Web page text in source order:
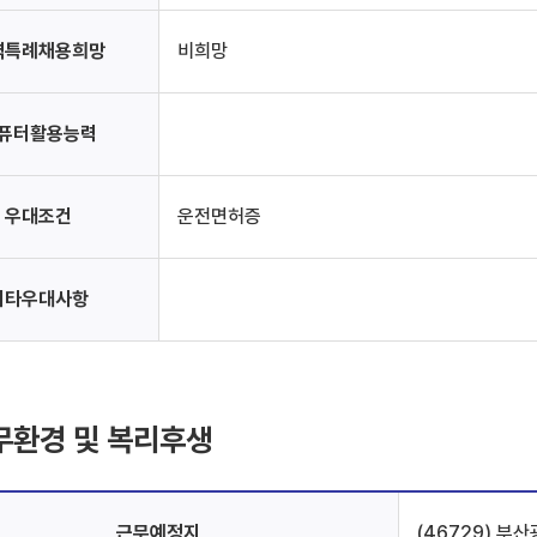
특례채용희망 비희망
터활용능력
우대조건 운전면허증
타우대사항
환경 및 복리후생